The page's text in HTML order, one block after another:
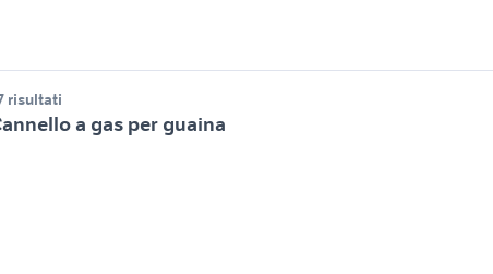
risultati
a gas per guaina